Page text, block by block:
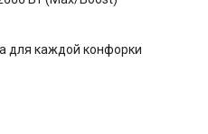
для каждой конфорки